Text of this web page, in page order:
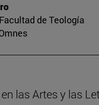
de Teología
las Artes y las